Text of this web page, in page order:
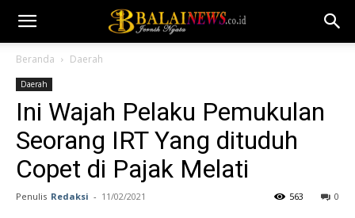
Beranda Daerah
Daerah
Ini Wajah Pelaku Pemukulan
Seorang IRT Yang dituduh
Copet di Pajak Melati
Penulis Redaksi - 11/02/2021 0
563